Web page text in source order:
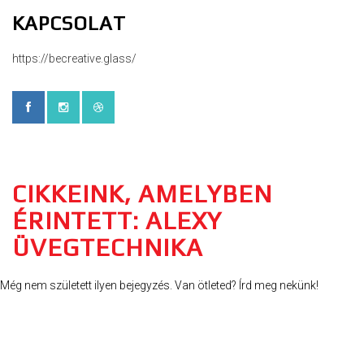
KAPCSOLAT
https://becreative.glass/
CIKKEINK, AMELYBEN
ÉRINTETT: ALEXY
ÜVEGTECHNIKA
Még nem született ilyen bejegyzés. Van ötleted? Írd meg nekünk!